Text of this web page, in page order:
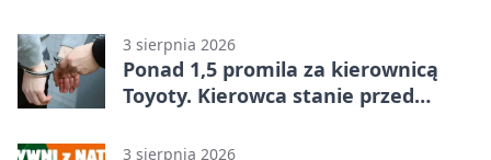
3 sierpnia 2026
Ponad 1,5 promila za kierownicą
Toyoty. Kierowca stanie przed
3 sierpnia 2026